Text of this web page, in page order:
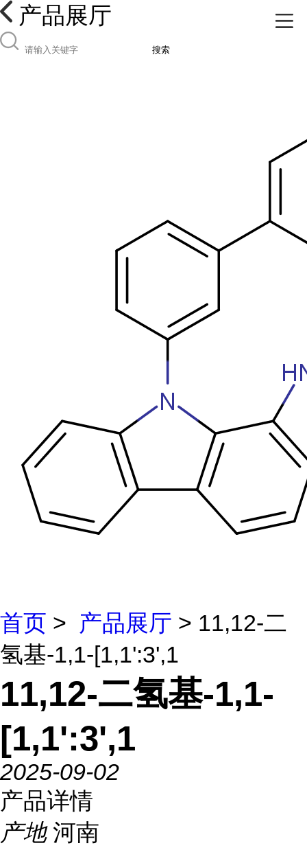
产品展厅
搜索
首页 > 产品展厅 > 11,12-二
氢基-1,1-[1,1':3',1
11,12-二氢基-1,1-
[1,1':3',1
2025-09-02
产品详情
产地 河南